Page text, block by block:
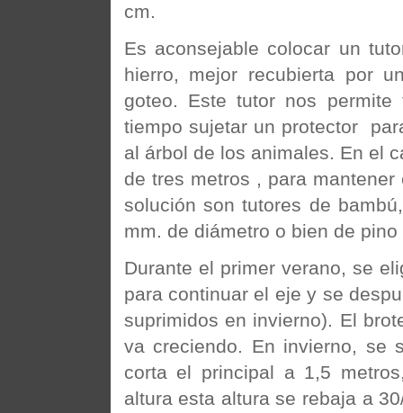
cm.
Es aconsejable colocar un
hierro, mejor recubierta por
goteo. Este tutor nos
tiempo sujetar un protector
al árbol de los animales. En el
de tres metros , para
solución son tutores de
mm. de diámetro o bien de
Durante el primer verano, se
para continuar el eje y se
suprimidos en invierno). El
va creciendo. En invierno, se
corta el principal a 1,5
altura esta altura se rebaja a